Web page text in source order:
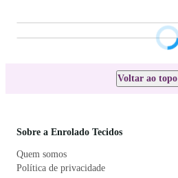
Voltar ao topo
Sobre a Enrolado Tecidos
Quem somos
Política de privacidade